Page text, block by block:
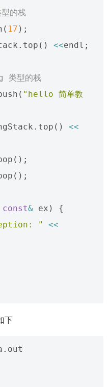
的栈
( 17 );
. top () <<endl ;
型的栈
( "hello 简单教
. top ()
<<
();
();
const& ex )
{
"
<<
下
. out